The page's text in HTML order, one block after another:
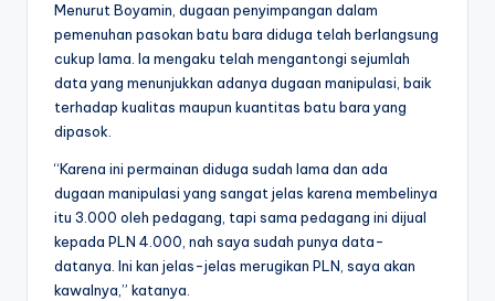
Menurut Boyamin, dugaan penyimpangan dalam
pemenuhan pasokan batu bara diduga telah berlangsung
cukup lama. Ia mengaku telah mengantongi sejumlah
data yang menunjukkan adanya dugaan manipulasi, baik
terhadap kualitas maupun kuantitas batu bara yang
dipasok.
“Karena ini permainan diduga sudah lama dan ada
dugaan manipulasi yang sangat jelas karena membelinya
itu 3.000 oleh pedagang, tapi sama pedagang ini dijual
kepada PLN 4.000, nah saya sudah punya data-
datanya. Ini kan jelas-jelas merugikan PLN, saya akan
kawalnya,” katanya.